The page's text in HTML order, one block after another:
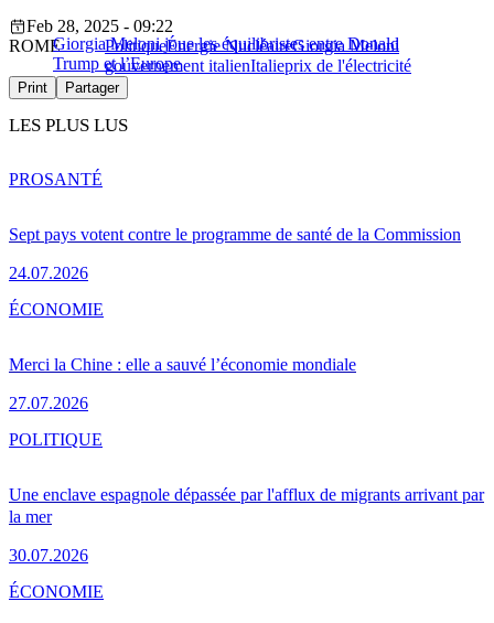
Giorgia Meloni joue les équilibristes entre Donald
Trump et l’Europe
Feb 28, 2025 - 09:22
ROME
PolitiqueÉnergie NucléaireGiorgia Meloni
gouvernement italienItalieprix de l'électricité
Print Partager
LES PLUS LUS
Sept pays votent contre le programme de santé de la Commission
24.07.2026
PROSANTÉ
Merci la Chine : elle a sauvé l’économie mondiale
27.07.2026
ÉCONOMIE
Une enclave espagnole dépassée par l'afflux de migrants arrivant par
la mer
30.07.2026
POLITIQUE
ÉCONOMIE